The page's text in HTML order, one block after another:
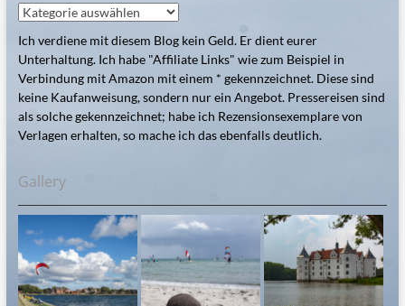
Kategorien
Ich verdiene mit diesem Blog kein Geld. Er dient eurer
Unterhaltung. Ich habe "Affiliate Links" wie zum Beispiel in
Verbindung mit Amazon mit einem * gekennzeichnet. Diese sind
keine Kaufanweisung, sondern nur ein Angebot. Pressereisen sind
als solche gekennzeichnet; habe ich Rezensionsexemplare von
Verlagen erhalten, so mache ich das ebenfalls deutlich.
Gallery